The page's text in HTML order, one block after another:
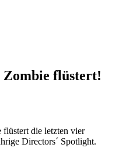
Zombie flüstert!
die letzten vier
Directors´ Spotlight.